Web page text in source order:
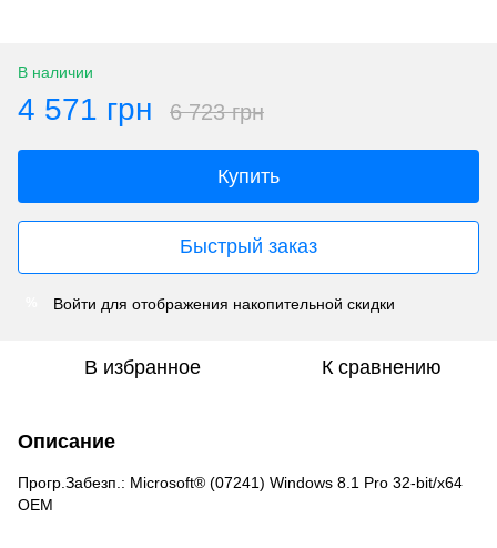
В наличии
4 571 грн 6 723 грн
Купить
Быстрый заказ
Войти для отображения накопительной скидки
В избранное К сравнению
Описание
Прогр.Забезп.: Microsoft® (07241) Windows 8.1 Pro 32-bit/x64
OEM